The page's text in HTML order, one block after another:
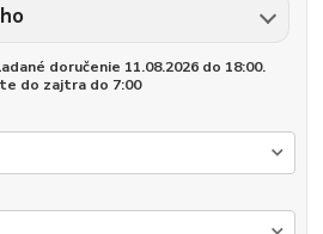
doručenie 11.08.2026 do 18:00.
do zajtra do 7:00